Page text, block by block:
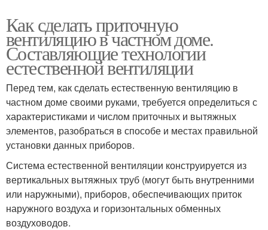
Как сделать приточную
вентиляцию в частном доме.
Составляющие технологии
естественной вентиляции
Перед тем, как сделать естественную вентиляцию в
частном доме своими руками, требуется определиться с
характеристиками и числом приточных и вытяжных
элементов, разобраться в способе и местах правильной
установки данных приборов.
Система естественной вентиляции конструируется из
вертикальных вытяжных труб (могут быть внутренними
или наружными), приборов, обеспечивающих приток
наружного воздуха и горизонтальных обменных
воздуховодов.